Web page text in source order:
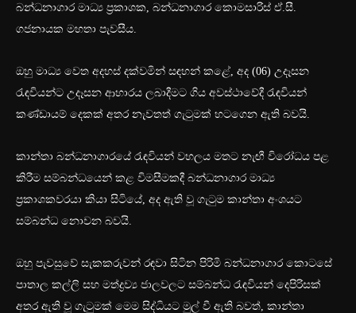
බන්ධනාගාර මාධ්‍ය ප්‍රකාශක, බන්ධනාගාර කොමසාරිස් ඒ.සී.
ගජනායක මහතා පැවසීය.
ඔහු මාධ්‍ය වෙත අදහස් දක්වමින් සඳහන් කළේ, අද (06) උදෑසන
රැඳවියන්ට උදෑසන ආහාරය ලබාදීමට ගිය අවස්ථාවේදී රැඳවියන්
කණ්ඩායම් දෙකක් අතර නැවතත් ගැටුමක් හටගෙන ඇති බවයි.
කාන්තා බන්ධනාගාරයේ රැඳවියන් වහලය මතට නැඟී විරෝධය පළ
කිරීම සම්බන්ධයෙන් කළ විමසීමකදී බන්ධනාගාර මාධ්‍ය
ප්‍රකාශකවරයා කියා සිටියේ, අද ඇති වූ ගැටුම කාන්තා අංශයට
සම්බන්ධ නොවන බවයි.
ඔහු පැවසුවේ සැකකරුවන් රඳවා සිටින පිරිමි බන්ධනාගාර කොටසේ
පාතාල කල්ලි සහ මත්ද්‍රව්‍ය ජාලවලට සම්බන්ධ රැඳවියන් දෙපිරිසක්
අතර ඇති වූ ගැටුමක් මෙම සිද්ධියට මුල් වී ඇති බවත්, කාන්තා